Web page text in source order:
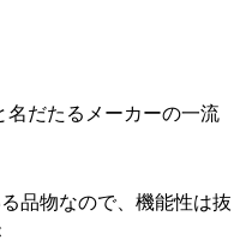
名だたるメーカーの一流
品物なので、機能性は抜